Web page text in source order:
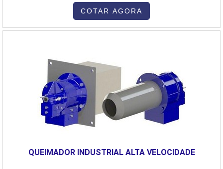
filtros para analisadores de gases de combustão possuem grande
COTAR AGORA
QUEIMADOR INDUSTRIAL ALTA VELOCIDADE